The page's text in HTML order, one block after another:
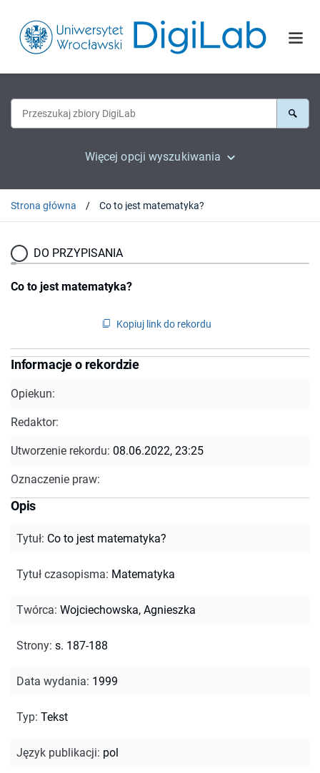
Więcej opcji wyszukiwania
Strona główna Co to jest matematyka?
DO PRZYPISANIA
Co to jest matematyka?
Kopiuj link do rekordu
Informacje o rekordzie
Opiekun:
Redaktor:
Utworzenie rekordu: 08.06.2022, 23:25
Oznaczenie praw:
Opis
Tytuł: Co to jest matematyka?
Tytuł czasopisma: Matematyka
Twórca: Wojciechowska, Agnieszka
Strony: s. 187-188
Data wydania: 1999
Typ: Tekst
Język publikacji: pol